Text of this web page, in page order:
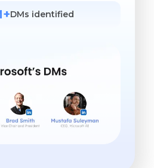
DMs identified